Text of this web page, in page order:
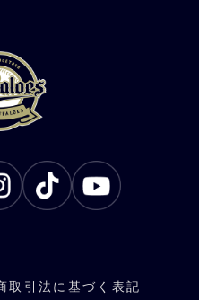
取引法に基づく表記